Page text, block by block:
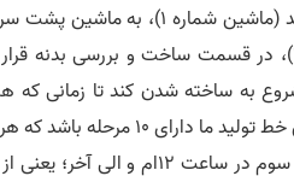
شماره 3)، در قسمت ساخت و بررسی بدنه
خودروی سوم در ساعت